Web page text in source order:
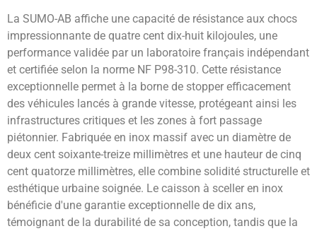
La SUMO-AB affiche une capacité de résistance aux chocs
impressionnante de quatre cent dix-huit kilojoules, une
performance validée par un laboratoire français indépendant
et certifiée selon la norme NF P98-310. Cette résistance
exceptionnelle permet à la borne de stopper efficacement
des véhicules lancés à grande vitesse, protégeant ainsi les
infrastructures critiques et les zones à fort passage
piétonnier. Fabriquée en inox massif avec un diamètre de
deux cent soixante-treize millimètres et une hauteur de cinq
cent quatorze millimètres, elle combine solidité structurelle et
esthétique urbaine soignée. Le caisson à sceller en inox
bénéficie d'une garantie exceptionnelle de dix ans,
témoignant de la durabilité de sa conception, tandis que la